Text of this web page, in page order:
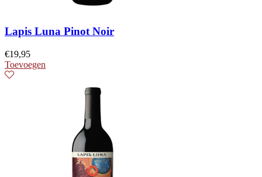
Lapis Luna Pinot Noir
€19,95
Toevoegen